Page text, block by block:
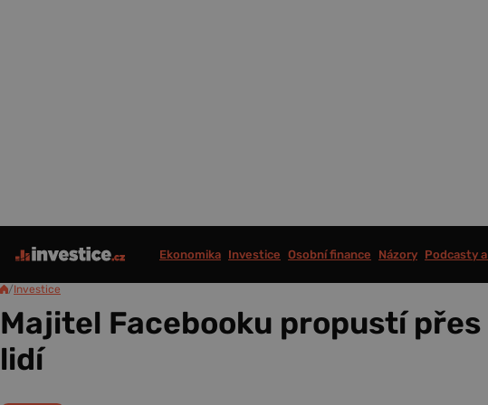
Ekonomika Investice Osobní finance Názory Podcasty
/Investice
Majitel Facebooku propustí přes
lidí